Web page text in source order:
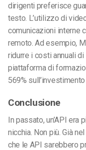
dirigenti preferisce
testo. L’utilizzo di
comunicazioni interne
remoto. Ad esempio,
ridurre i costi annuali
piattaforma di
569%
Conclusione
In passato, un’API era
nicchia. Non più. Già
che le API sarebbero